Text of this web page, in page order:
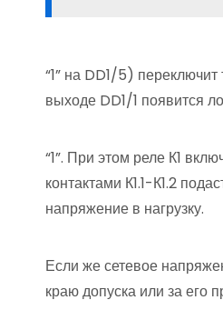
“1” на DD1/5) переключит
выходе DD1/1 появится
“1”. При этом реле К1
контактами К1.1-К1.2
напряжение в нагрузку.
Если же сетевое
краю допуска или за его